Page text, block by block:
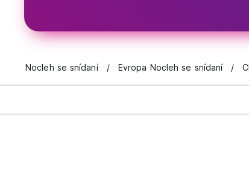
Nocleh se snídaní Evropa Nocleh se snídaní